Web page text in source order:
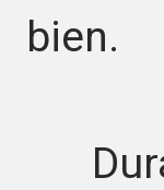
bien.